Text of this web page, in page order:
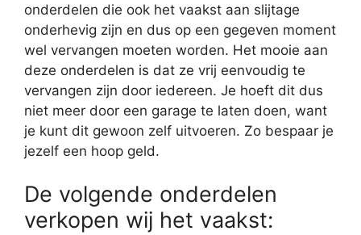
onderdelen die ook het vaakst aan slijtage
onderhevig zijn en dus op een gegeven moment
wel vervangen moeten worden. Het mooie aan
deze onderdelen is dat ze vrij eenvoudig te
vervangen zijn door iedereen. Je hoeft dit dus
niet meer door een garage te laten doen, want
je kunt dit gewoon zelf uitvoeren. Zo bespaar je
jezelf een hoop geld.
De volgende onderdelen
verkopen wij het vaakst: